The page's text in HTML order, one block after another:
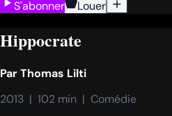
S'abonner
Louer
Hippocrate
ParThomas Lilti
2013  |  102 min  |  Comédie